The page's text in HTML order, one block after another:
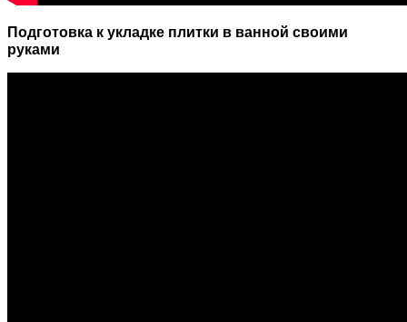
Подготовка к укладке плитки в ванной своими
руками